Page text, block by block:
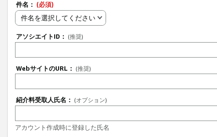
件名： (必須)
件名を選択してください
アソシエイトID： (推奨)
WebサイトのURL： (推奨)
紹介料受取人氏名： (オプション)
アカウント作成時に登録した氏名